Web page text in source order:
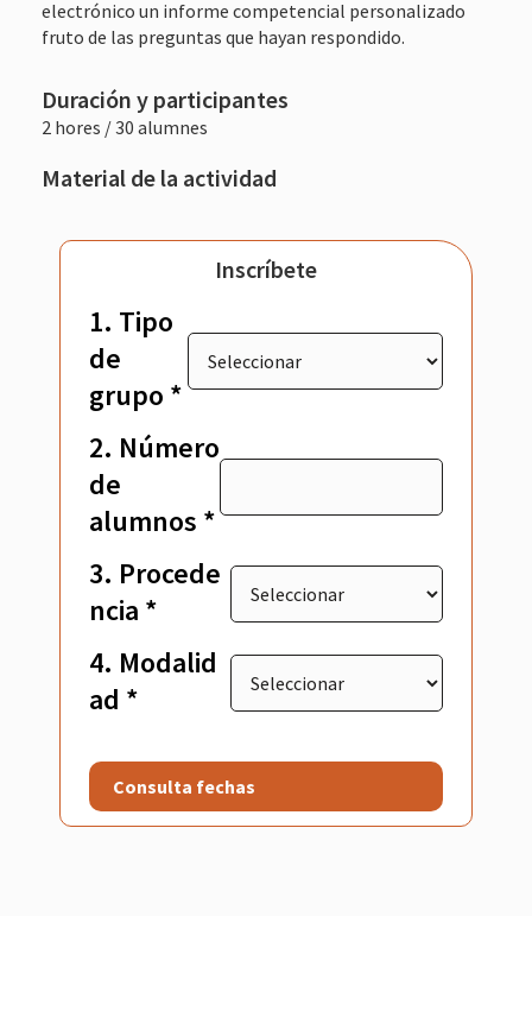
electrónico un informe competencial personalizado
fruto de las preguntas que hayan respondido.
Duración y participantes
2 hores / 30 alumnes
Material de la actividad
Inscríbete
1. Tipo
de
grupo *
2. Número
de
alumnos *
3. Procede
ncia *
4. Modalid
ad *
Consulta fechas